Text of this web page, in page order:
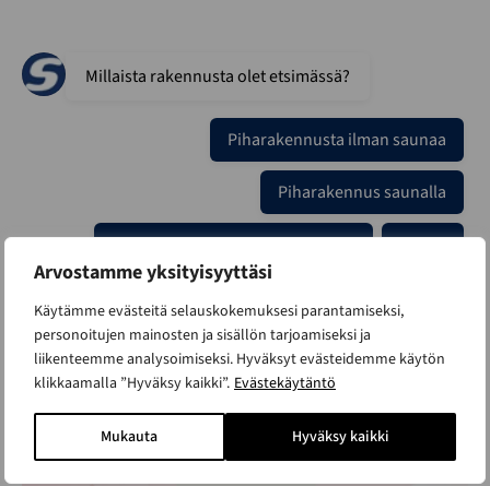
Arvostamme yksityisyyttäsi
Käytämme evästeitä selauskokemuksesi parantamiseksi,
personoitujen mainosten ja sisällön tarjoamiseksi ja
liikenteemme analysoimiseksi. Hyväksyt evästeidemme käytön
klikkaamalla ”Hyväksy kaikki”. Evästekäytäntö
Mukauta Hyväksy kaikki
Millaista rakennusta olet etsimässä?
Piharakennusta ilman saunaa
Piharakennus saunalla
Kotipihan monikäyttörakennusta Muuta